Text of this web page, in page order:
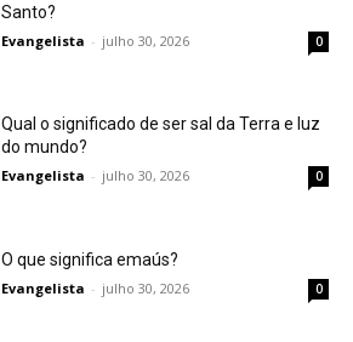
Santo?
Evangelista - julho 30, 2026 0
Qual o significado de ser sal da Terra e luz
do mundo?
Evangelista - julho 30, 2026 0
O que significa emaús?
Evangelista - julho 30, 2026 0